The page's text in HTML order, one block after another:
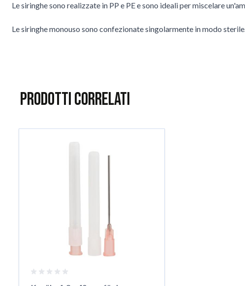
Le siringhe sono realizzate in PP e PE e sono ideali per miscelare
Le siringhe monouso sono confezionate singolarmente in modo sterile.
Prodotti correlati
È possibile navigare tra gli elementi del carosello utilizzando il tasto
Salta il carosello